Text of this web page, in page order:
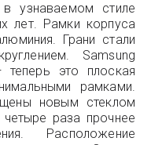
узнаваемом стиле
лет. Рамки корпуса
Грани стали
Samsung
это плоская
рамками.
новым стеклом
раза прочнее
Расположение